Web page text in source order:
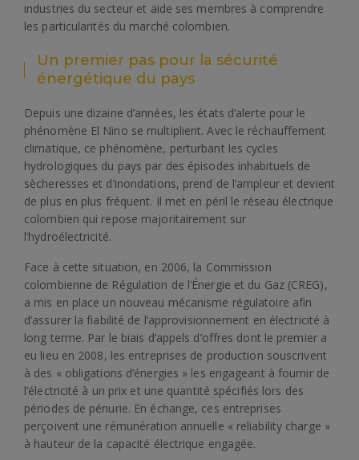
industries du secteur et aide ses membres à comprendre
les particularités du marché colombien.
Un premier pas pour la sécurité
énergétique du pays
Depuis une dizaine d’années, les états d’alerte pour le
phénomène El Nino se multiplient. Avec le réchauffement
climatique, ce phénomène, perturbant les cycles
hydrologiques du pays par des épisodes inhabituels de
sècheresses et d’inondations, prend de l’ampleur et devient
de plus en plus fréquent. Il met en péril le réseau électrique
colombien qui repose majoritairement sur
l’hydroélectricité.
Face à cette situation, en 2006, la Commission
colombienne de Régulation de l’Énergie et du Gaz (CREG),
a mis en place un nouveau mécanisme régulatoire afin
d’assurer la fiabilité de l’approvisionnement en électricité à
long terme. Par le biais d’appels d’offres dont le premier a
eu lieu en 2008, les entreprises de production souscrivent
à des « obligations d’énergies » les engageant à fournir de
l’électricité à un prix et une quantité spécifiés lors des
périodes de pénurie. En échange, ces entreprises
perçoivent une rémunération annuelle « reliability charge »
à hauteur de la capacité électrique engagée.